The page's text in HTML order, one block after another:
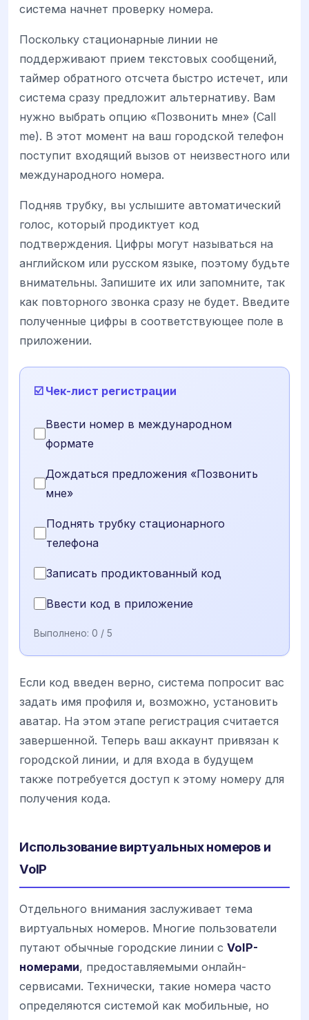
система начнет проверку номера.
Поскольку стационарные линии не
поддерживают прием текстовых сообщений,
таймер обратного отсчета быстро истечет, или
система сразу предложит альтернативу. Вам
нужно выбрать опцию «Позвонить мне» (Call
me). В этот момент на ваш городской телефон
поступит входящий вызов от неизвестного или
международного номера.
Подняв трубку, вы услышите автоматический
голос, который продиктует код
подтверждения. Цифры могут называться на
английском или русском языке, поэтому будьте
внимательны. Запишите их или запомните, так
как повторного звонка сразу не будет. Введите
полученные цифры в соответствующее поле в
приложении.
☑️ Чек-лист регистрации
Ввести номер в международном
формате
Дождаться предложения «Позвонить
мне»
Поднять трубку стационарного
телефона
Записать продиктованный код
Ввести код в приложение
Выполнено: 0 / 5
Если код введен верно, система попросит вас
задать имя профиля и, возможно, установить
аватар. На этом этапе регистрация считается
завершенной. Теперь ваш аккаунт привязан к
городской линии, и для входа в будущем
также потребуется доступ к этому номеру для
получения кода.
Использование виртуальных номеров и
VoIP
Отдельного внимания заслуживает тема
виртуальных номеров. Многие пользователи
путают обычные городские линии с VoIP-
номерами, предоставляемыми онлайн-
сервисами. Технически, такие номера часто
определяются системой как мобильные, но